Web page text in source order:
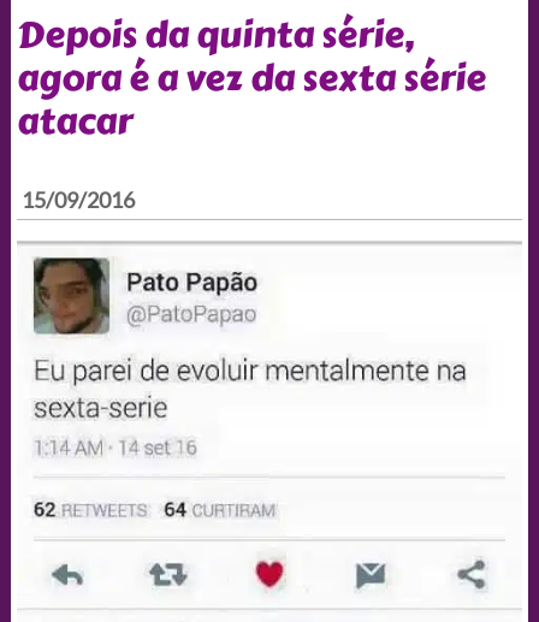
Depois da quinta série,
agora é a vez da sexta série
atacar
15/09/2016